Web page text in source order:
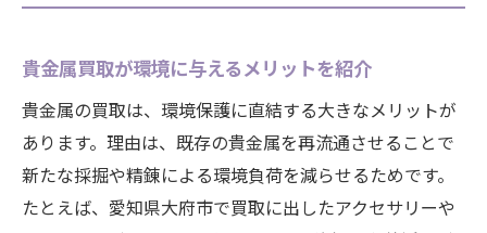
貴金属買取が環境に与えるメリットを紹介
貴金属の買取は、環境保護に直結する大きなメリットが
あります。理由は、既存の貴金属を再流通させることで
新たな採掘や精錬による環境負荷を減らせるためです。
たとえば、愛知県大府市で買取に出したアクセサリーや